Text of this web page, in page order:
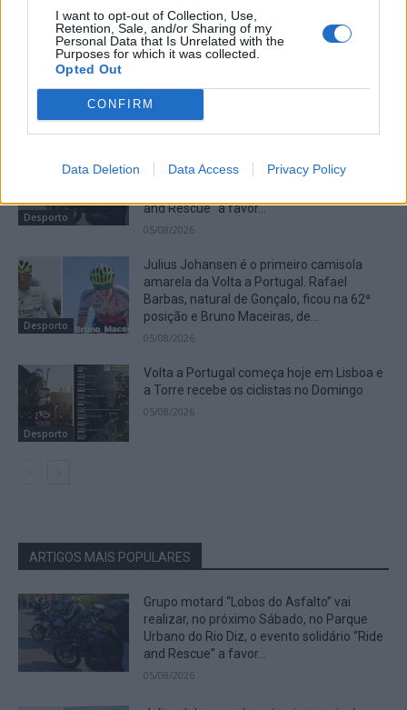
I want to opt-out of Collection, Use,
Retention, Sale, and/or Sharing of my
Personal Data that Is Unrelated with the
Purposes for which it was collected.
Opted Out
CONFIRM
Data Deletion Data Access Privacy Policy
da Guarda, encerra a loja que
vendia trajes académicos e
diversos adereços
Artigos Relacionados
Desporto
realizar, no próximo Sábado, no Parque
and Rescue” a favor...
05/08/2026
Desporto
Julius Johansen é o primeiro camisola
amarela da Volta a Portugal. Rafael
Barbas, natural de Gonçalo, ficou na 62ª
posição e Bruno Maceiras, de...
05/08/2026
Desporto
Volta a Portugal começa hoje em Lisboa e
a Torre recebe os ciclistas no Domingo
05/08/2026
ARTIGOS MAIS POPULARES
Grupo motard “Lobos do Asfalto” vai
realizar, no próximo Sábado, no Parque
Urbano do Rio Diz, o evento solidário “Ride
and Rescue” a favor...
05/08/2026